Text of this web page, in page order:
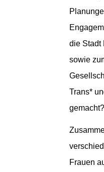
die Stadt
sowie
Trans*
gemacht?
Frauen